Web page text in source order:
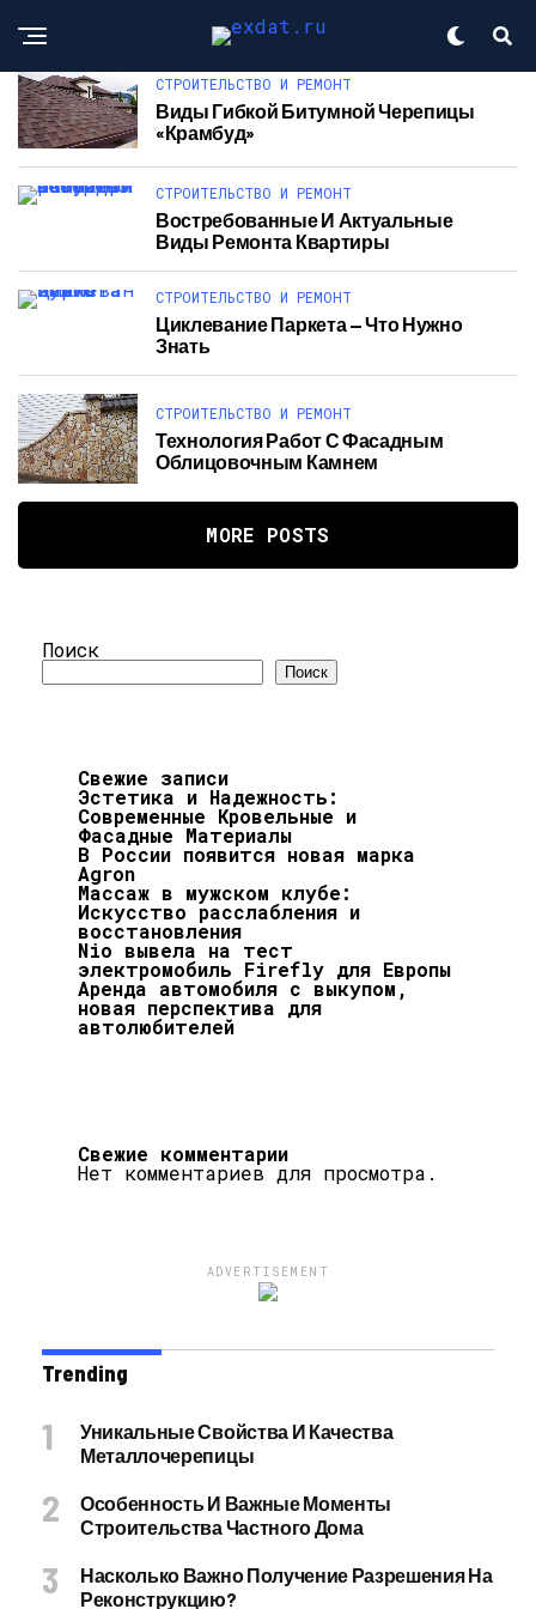
СТРОИТЕЛЬСТВО И РЕМОНТ
Виды Гибкой Битумной Черепицы
«Крамбуд»
СТРОИТЕЛЬСТВО И РЕМОНТ
Востребованные И Актуальные
Виды Ремонта Квартиры
СТРОИТЕЛЬСТВО И РЕМОНТ
Циклевание Паркета — Что Нужно
Знать
СТРОИТЕЛЬСТВО И РЕМОНТ
Технология Работ С Фасадным
Облицовочным Камнем
MORE POSTS
Поиск
Поиск
Свежие записи
Эстетика и Надежность:
Современные Кровельные и
Фасадные Материалы
В России появится новая марка
Agron
Массаж в мужском клубе:
Искусство расслабления и
восстановления
Nio вывела на тест
электромобиль Firefly для Европы
Аренда автомобиля с выкупом,
новая перспектива для
автолюбителей
Свежие комментарии
Нет комментариев для просмотра.
ADVERTISEMENT
Trending
Уникальные Свойства И Качества
Металлочерепицы
Особенность И Важные Моменты
Строительства Частного Дома
Насколько Важно Получение Разрешения На
Реконструкцию?